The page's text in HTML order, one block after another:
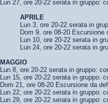
Lun 27, ore 20-22 serata in gruppo:
APRILE
Lun 3, ore 20-22 serata in
Dom 9, ore 08-20 Escursione
Lun 10, ore 20-22 serata in
Lun 24, ore 20-22 serata in
MAGGIO
Lun 8, ore 20-22 serata in gruppo:
Lun 15, ore 20-22 serata in gruppo:
Dom 21, ore 08-20 Escursione da
Lun 22, ore 20-22 serata in gruppo:
Lun 29, ore 20-22 serata in gruppo: